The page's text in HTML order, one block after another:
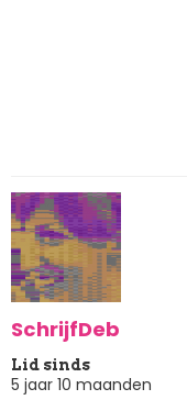
SchrijfDeb
Lid sinds
5 jaar 10 maanden